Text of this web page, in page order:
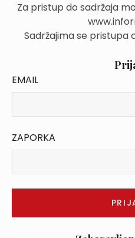
Za pristup do sadržaja
Sadržajima se pristupa
EMAIL
ZAPORKA